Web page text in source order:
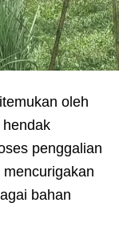
oleh
penggalian
bahan